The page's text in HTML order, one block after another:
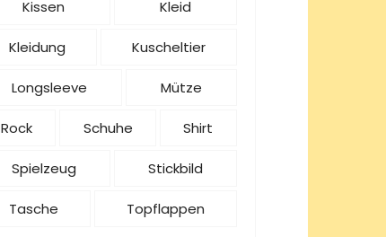
Kissen Kleid
Kleidung Kuscheltier
Longsleeve Mütze
Rock Schuhe Shirt
Spielzeug Stickbild
Tasche Topflappen